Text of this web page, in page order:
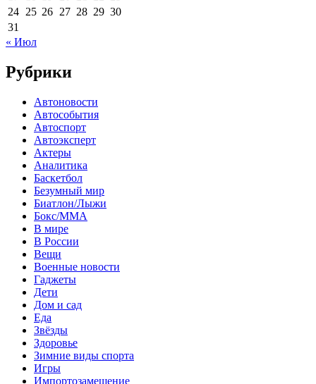
24 25 26 27 28 29 30
31
« Июл
Рубрики
Автоновости
Автособытия
Автоспорт
Автоэксперт
Актеры
Аналитика
Баскетбол
Безумный мир
Биатлон/Лыжи
Бокс/MMA
В мире
В России
Вещи
Военные новости
Гаджеты
Дети
Дом и сад
Еда
Звёзды
Здоровье
Зимние виды спорта
Игры
Импортозамещение